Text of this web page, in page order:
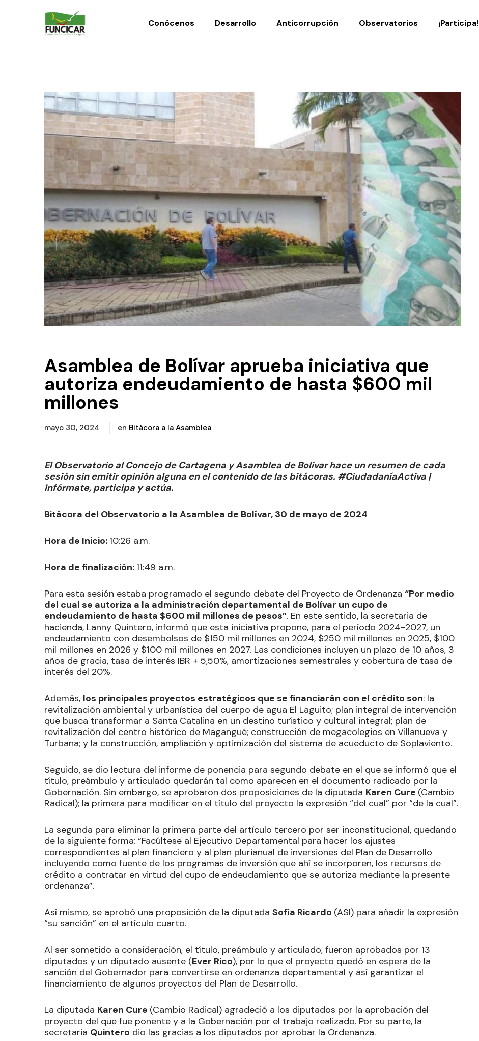
Conócenos Desarrollo Anticorrupción Observatorios ¡Participa!
Asamblea de Bolívar aprueba iniciativa que
autoriza endeudamiento de hasta $600 mil
millones
mayo 30, 2024 en Bitácora a la Asamblea
El Observatorio al Concejo de Cartagena y Asamblea de Bolívar hace un resumen de cada
sesión sin emitir opinión alguna en el contenido de las bitácoras. #CiudadaníaActiva |
Infórmate, participa y actúa.
Bitácora del Observatorio a la Asamblea de Bolívar, 30 de mayo de 2024
Hora de Inicio: 10:26 a.m.
Hora de finalización: 11:49 a.m.
Para esta sesión estaba programado el segundo debate del Proyecto de Ordenanza “Por medio
del cual se autoriza a la administración departamental de Bolívar un cupo de
endeudamiento de hasta $600 mil millones de pesos”. En este sentido, la secretaria de
hacienda, Lanny Quintero, informó que esta iniciativa propone, para el período 2024-2027, un
endeudamiento con desembolsos de $150 mil millones en 2024, $250 mil millones en 2025, $100
mil millones en 2026 y $100 mil millones en 2027. Las condiciones incluyen un plazo de 10 años, 3
años de gracia, tasa de interés IBR + 5,50%, amortizaciones semestrales y cobertura de tasa de
interés del 20%.
Además, los principales proyectos estratégicos que se financiarán con el crédito son: la
revitalización ambiental y urbanística del cuerpo de agua El Laguito; plan integral de intervención
que busca transformar a Santa Catalina en un destino turístico y cultural integral; plan de
revitalización del centro histórico de Magangué; construcción de megacolegios en Villanueva y
Turbana; y la construcción, ampliación y optimización del sistema de acueducto de Soplaviento.
Seguido, se dio lectura del informe de ponencia para segundo debate en el que se informó que el
título, preámbulo y articulado quedarán tal como aparecen en el documento radicado por la
Gobernación. Sin embargo, se aprobaron dos proposiciones de la diputada Karen Cure (Cambio
Radical); la primera para modificar en el título del proyecto la expresión “del cual” por “de la cual”.
La segunda para eliminar la primera parte del artículo tercero por ser inconstitucional, quedando
de la siguiente forma: “Facúltese al Ejecutivo Departamental para hacer los ajustes
correspondientes al plan financiero y al plan plurianual de inversiones del Plan de Desarrollo
incluyendo como fuente de los programas de inversión que ahí se incorporen, los recursos de
crédito a contratar en virtud del cupo de endeudamiento que se autoriza mediante la presente
ordenanza”.
Así mismo, se aprobó una proposición de la diputada Sofía Ricardo (ASI) para añadir la expresión
“su sanción” en el artículo cuarto.
Al ser sometido a consideración, el título, preámbulo y articulado, fueron aprobados por 13
diputados y un diputado ausente (Ever Rico), por lo que el proyecto quedó en espera de la
sanción del Gobernador para convertirse en ordenanza departamental y así garantizar el
financiamiento de algunos proyectos del Plan de Desarrollo.
La diputada Karen Cure (Cambio Radical) agradeció a los diputados por la aprobación del
proyecto del que fue ponente y a la Gobernación por el trabajo realizado. Por su parte, la
secretaria Quintero dio las gracias a los diputados por aprobar la Ordenanza.